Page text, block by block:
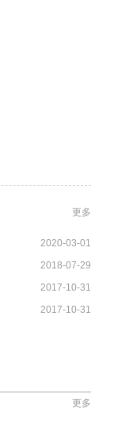
更多
2020-03-01
2018-07-29
2017-10-31
2017-10-31
更多